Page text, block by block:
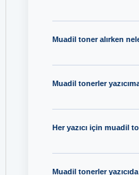
Muadil toner alırken
Muadil tonerler
Her yazıcı için muadil
Muadil tonerler